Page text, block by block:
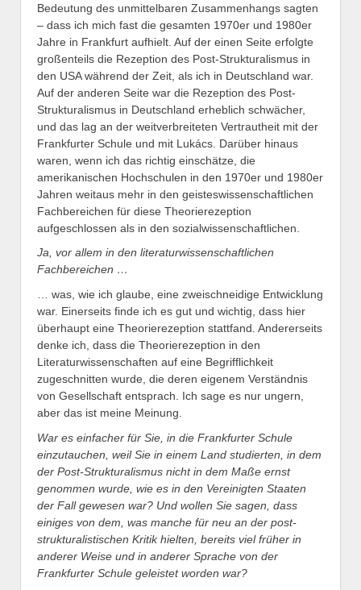
Bedeutung des unmittelbaren Zusammenhangs sagten
– dass ich mich fast die gesamten 1970er und 1980er
Jahre in Frankfurt aufhielt. Auf der einen Seite erfolgte
großenteils die Rezeption des Post-Strukturalismus in
den USA während der Zeit, als ich in Deutschland war.
Auf der anderen Seite war die Rezeption des Post-
Strukturalismus in Deutschland erheblich schwächer,
und das lag an der weitverbreiteten Vertrautheit mit der
Frankfurter Schule und mit Lukács. Darüber hinaus
waren, wenn ich das richtig einschätze, die
amerikanischen Hochschulen in den 1970er und 1980er
Jahren weitaus mehr in den geisteswissenschaftlichen
Fachbereichen für diese Theorierezeption
aufgeschlossen als in den sozialwissenschaftlichen.
Ja, vor allem in den literaturwissenschaftlichen
Fachbereichen …
… was, wie ich glaube, eine zweischneidige Entwicklung
war. Einerseits finde ich es gut und wichtig, dass hier
überhaupt eine Theorierezeption stattfand. Andererseits
denke ich, dass die Theorierezeption in den
Literaturwissenschaften auf eine Begrifflichkeit
zugeschnitten wurde, die deren eigenem Verständnis
von Gesellschaft entsprach. Ich sage es nur ungern,
aber das ist meine Meinung.
War es einfacher für Sie, in die Frankfurter Schule
einzutauchen, weil Sie in einem Land studierten, in dem
der Post-Strukturalismus nicht in dem Maße ernst
genommen wurde, wie es in den Vereinigten Staaten
der Fall gewesen war? Und wollen Sie sagen, dass
einiges von dem, was manche für neu an der post-
strukturalistischen Kritik hielten, bereits viel früher in
anderer Weise und in anderer Sprache von der
Frankfurter Schule geleistet worden war?